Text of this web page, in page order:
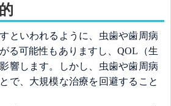
といわれるように、虫歯や歯周病
る可能性もありますし、QOL（生
響します。しかし、虫歯や歯周病
で、大規模な治療を回避すること